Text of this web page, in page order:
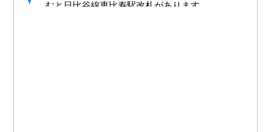
むと日比谷線恵比寿駅改札があります。